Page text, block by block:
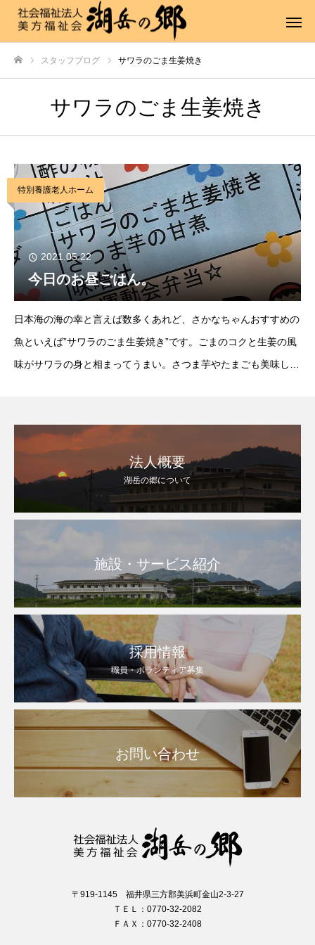
スタッフブログ サワラのごま生姜焼き
サワラのごま生姜焼き
特別養護老人ホーム
2021.05.22
今日のお昼ごはん。
日本海の海の幸と言えば数多くあれど、さかなちゃんおすすめの
魚といえば”サワラのごま生姜焼き”です。ごまのコクと生姜の風
味がサワラの身と相まってうまい。さつま芋やたまごも美味しく
法人概要
湖岳の郷について
施設・サービス紹介
採用情報
職員・ボランティア募集
お問い合わせ
〒919-1145 福井県三方郡美浜町金山2-3-27
ＴＥＬ：0770-32-2082
ＦＡＸ：0770-32-2408